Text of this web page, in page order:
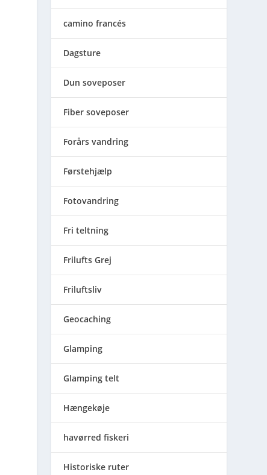
camino francés
Dagsture
Dun soveposer
Fiber soveposer
Forårs vandring
Førstehjælp
Fotovandring
Fri teltning
Frilufts Grej
Friluftsliv
Geocaching
Glamping
Glamping telt
Hængekøje
havørred fiskeri
Historiske ruter